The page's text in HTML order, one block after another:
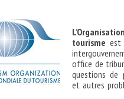
OK
tourisme est
office de
questions de
et autres